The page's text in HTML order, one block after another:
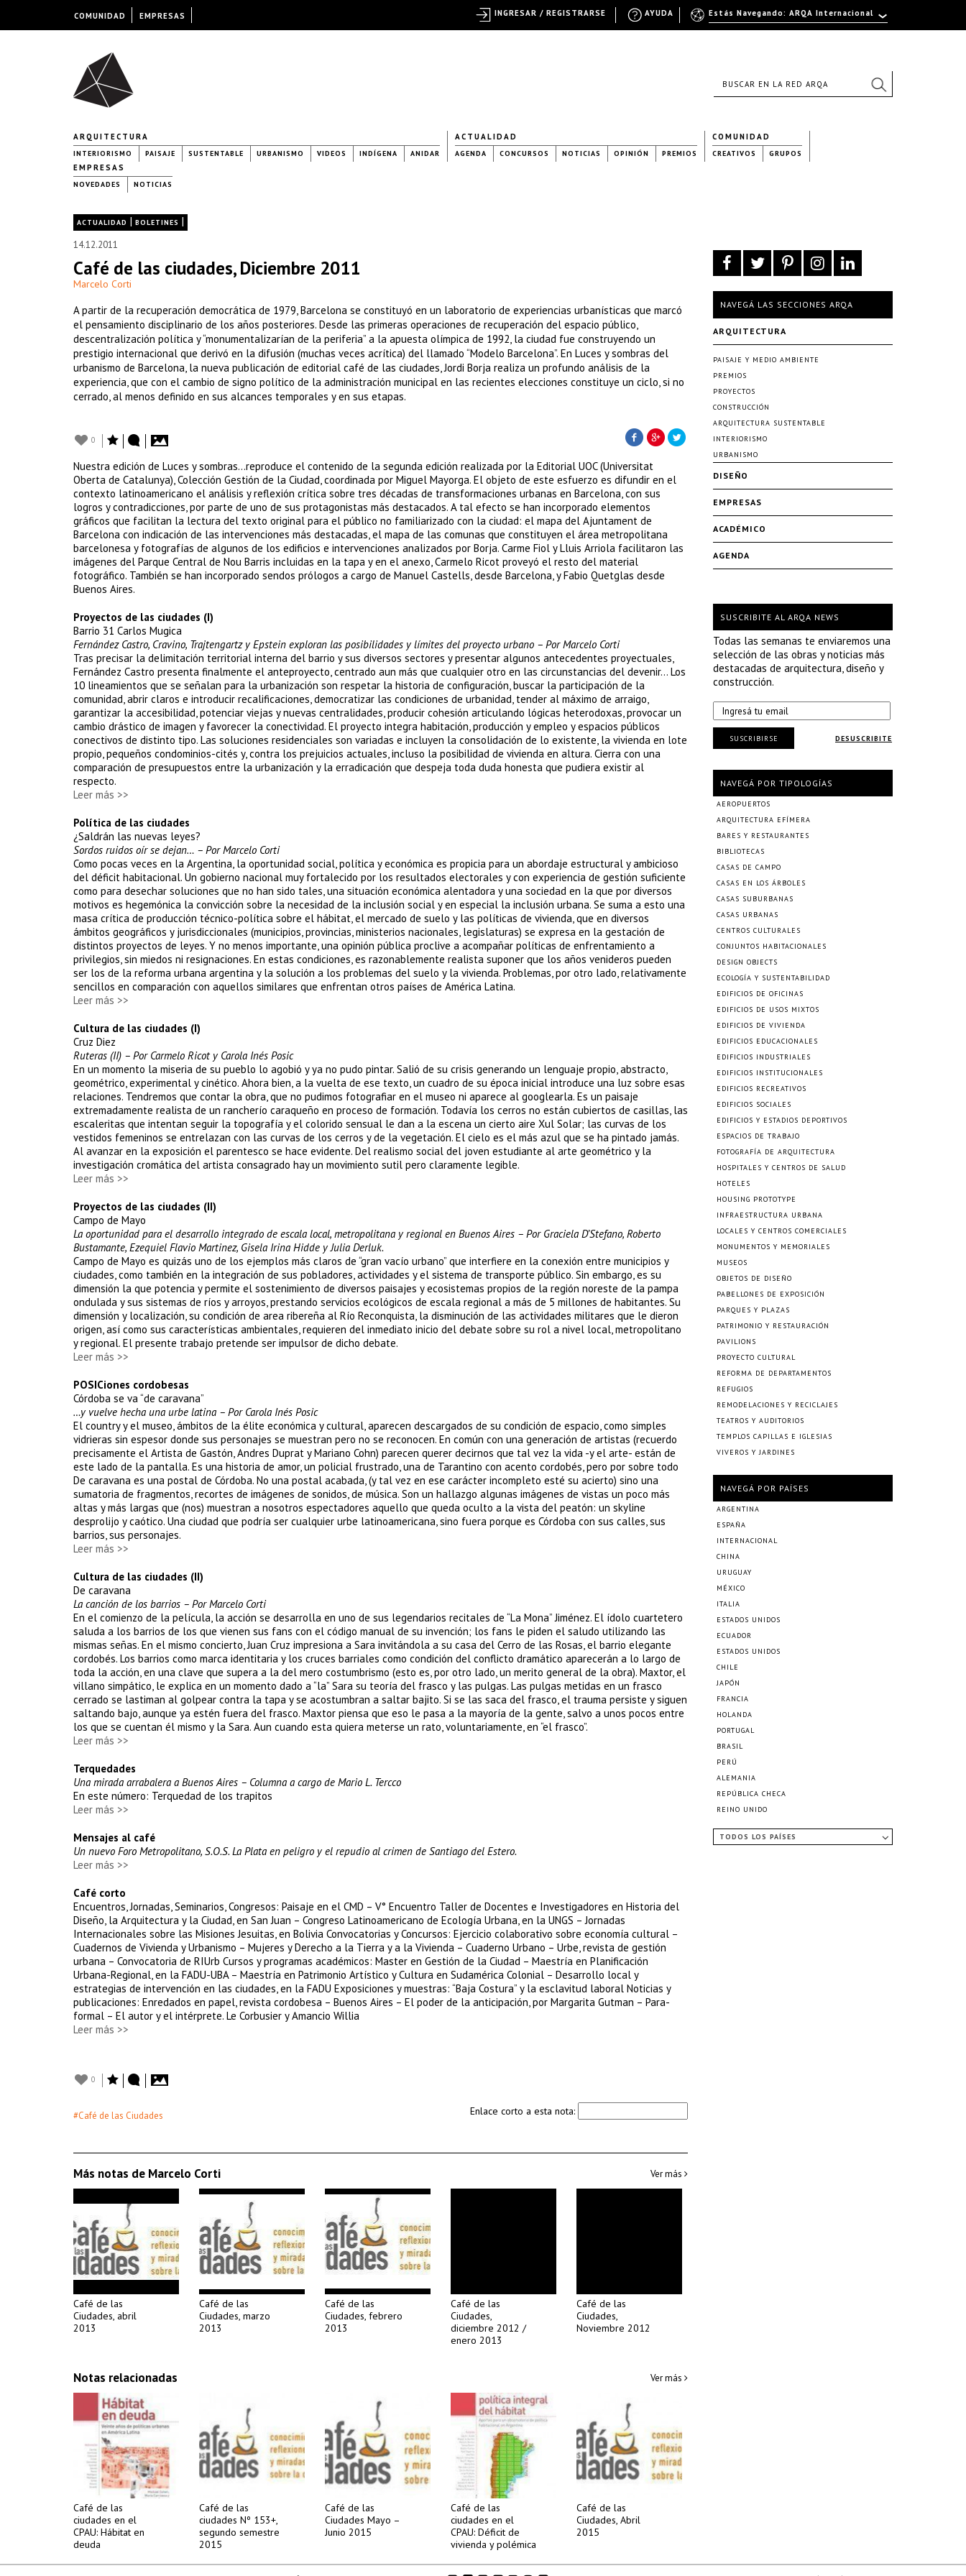
ARQUITECTURA
INTERIORISMO PAISAJE SUSTENTABLE URBANISMO VIDEOS INDÍGENA ANIDAR
ACTUALIDAD
AGENDA CONCURSOS NOTICIAS OPINIÓN PREMIOS
COMUNIDAD
CREATIVOS GRUPOS
EMPRESAS
NOVEDADES NOTICIAS
ACTUALIDAD | BOLETINES |
14.12.2011
Café de las ciudades, Diciembre 2011
Marcelo Corti
A partir de la recuperación democrática de 1979, Barcelona se constituyó en un laboratorio de experiencias urbanísticas que marcó
el pensamiento disciplinario de los años posteriores. Desde las primeras operaciones de recuperación del espacio público,
descentralización política y “monumentalizarían de la periferia” a la apuesta olímpica de 1992, la ciudad fue construyendo un
prestigio internacional que derivó en la difusión (muchas veces acrítica) del llamado “Modelo Barcelona”. En Luces y sombras del
urbanismo de Barcelona, la nueva publicación de editorial café de las ciudades, Jordi Borja realiza un profundo análisis de la
experiencia, que con el cambio de signo político de la administración municipal en las recientes elecciones constituye un ciclo, si no
cerrado, al menos definido en sus alcances temporales y en sus etapas.
0
Nuestra edición de Luces y sombras…reproduce el contenido de la segunda edición realizada por la Editorial UOC (Universitat
Oberta de Catalunya), Colección Gestión de la Ciudad, coordinada por Miguel Mayorga. El objeto de este esfuerzo es difundir en el
contexto latinoamericano el análisis y reflexión crítica sobre tres décadas de transformaciones urbanas en Barcelona, con sus
logros y contradicciones, por parte de uno de sus protagonistas más destacados. A tal efecto se han incorporado elementos
gráficos que facilitan la lectura del texto original para el público no familiarizado con la ciudad: el mapa del Ajuntament de
Barcelona con indicación de las intervenciones más destacadas, el mapa de las comunas que constituyen el área metropolitana
barcelonesa y fotografías de algunos de los edificios e intervenciones analizados por Borja. Carme Fiol y Lluis Arriola facilitaron las
imágenes del Parque Central de Nou Barris incluidas en la tapa y en el anexo, Carmelo Ricot proveyó el resto del material
fotográfico. También se han incorporado sendos prólogos a cargo de Manuel Castells, desde Barcelona, y Fabio Quetglas desde
Buenos Aires.
Proyectos de las ciudades (I)
Barrio 31 Carlos Mugica
Fernández Castro, Cravino, Trajtengartz y Epstein exploran las posibilidades y límites del proyecto urbano – Por Marcelo Corti
Tras precisar la delimitación territorial interna del barrio y sus diversos sectores y presentar algunos antecedentes proyectuales,
Fernández Castro presenta finalmente el anteproyecto, centrado aun más que cualquier otro en las circunstancias del devenir… Los
10 lineamientos que se señalan para la urbanización son respetar la historia de configuración, buscar la participación de la
comunidad, abrir claros e introducir recalificaciones, democratizar las condiciones de urbanidad, tender al máximo de arraigo,
garantizar la accesibilidad, potenciar viejas y nuevas centralidades, producir cohesión articulando lógicas heterodoxas, provocar un
cambio drástico de imagen y favorecer la conectividad. El proyecto integra habitación, producción y empleo y espacios públicos
conectivos de distinto tipo. Las soluciones residenciales son variadas e incluyen la consolidación de lo existente, la vivienda en lote
propio, pequeños condominios-cités y, contra los prejuicios actuales, incluso la posibilidad de vivienda en altura. Cierra con una
comparación de presupuestos entre la urbanización y la erradicación que despeja toda duda honesta que pudiera existir al
respecto.
Leer más >>
Política de las ciudades
¿Saldrán las nuevas leyes?
Sordos ruidos oír se dejan… – Por Marcelo Corti
Como pocas veces en la Argentina, la oportunidad social, política y económica es propicia para un abordaje estructural y ambicioso
del déficit habitacional. Un gobierno nacional muy fortalecido por los resultados electorales y con experiencia de gestión suficiente
como para desechar soluciones que no han sido tales, una situación económica alentadora y una sociedad en la que por diversos
motivos es hegemónica la convicción sobre la necesidad de la inclusión social y en especial la inclusión urbana. Se suma a esto una
masa crítica de producción técnico-política sobre el hábitat, el mercado de suelo y las políticas de vivienda, que en diversos
ámbitos geográficos y jurisdiccionales (municipios, provincias, ministerios nacionales, legislaturas) se expresa en la gestación de
distintos proyectos de leyes. Y no menos importante, una opinión pública proclive a acompañar políticas de enfrentamiento a
privilegios, sin miedos ni resignaciones. En estas condiciones, es razonablemente realista suponer que los años venideros pueden
ser los de la reforma urbana argentina y la solución a los problemas del suelo y la vivienda. Problemas, por otro lado, relativamente
sencillos en comparación con aquellos similares que enfrentan otros países de América Latina.
Leer más >>
Cultura de las ciudades (I)
Cruz Diez
Ruteras (II) – Por Carmelo Ricot y Carola Inés Posic
En un momento la miseria de su pueblo lo agobió y ya no pudo pintar. Salió de su crisis generando un lenguaje propio, abstracto,
geométrico, experimental y cinético. Ahora bien, a la vuelta de ese texto, un cuadro de su época inicial introduce una luz sobre esas
relaciones. Tendremos que contar la obra, que no pudimos fotografiar en el museo ni aparece al googlearla. Es un paisaje
extremadamente realista de un rancherío caraqueño en proceso de formación. Todavía los cerros no están cubiertos de casillas, las
escaleritas que intentan seguir la topografía y el colorido sensual le dan a la escena un cierto aire Xul Solar; las curvas de los
vestidos femeninos se entrelazan con las curvas de los cerros y de la vegetación. El cielo es el más azul que se ha pintado jamás.
Al avanzar en la exposición el parentesco se hace evidente. Del realismo social del joven estudiante al arte geométrico y la
investigación cromática del artista consagrado hay un movimiento sutil pero claramente legible.
Leer más >>
Proyectos de las ciudades (II)
Campo de Mayo
La oportunidad para el desarrollo integrado de escala local, metropolitana y regional en Buenos Aires – Por Graciela D’Stefano, Roberto
Bustamante, Ezequiel Flavio Martinez, Gisela Irina Hidde y Julia Derluk.
Campo de Mayo es quizás uno de los ejemplos más claros de “gran vacío urbano” que interfiere en la conexión entre municipios y
ciudades, como también en la integración de sus pobladores, actividades y el sistema de transporte público. Sin embargo, es su
dimensión la que potencia y permite el sostenimiento de diversos paisajes y ecosistemas propios de la región noreste de la pampa
ondulada y sus sistemas de ríos y arroyos, prestando servicios ecológicos de escala regional a más de 5 millones de habitantes. Su
dimensión y localización, su condición de area ribereña al Río Reconquista, la disminución de las actividades militares que le dieron
origen, así como sus características ambientales, requieren del inmediato inicio del debate sobre su rol a nivel local, metropolitano
y regional. El presente trabajo pretende ser impulsor de dicho debate.
Leer más >>
POSICiones cordobesas
Córdoba se va “de caravana”
…y vuelve hecha una urbe latina – Por Carola Inés Posic
El country y el museo, ámbitos de la élite económica y cultural, aparecen descargados de su condición de espacio, como simples
vidrieras sin espesor donde sus personajes se muestran pero no se reconocen. En común con una generación de artistas (recuerdo
precisamente el Artista de Gastón, Andres Duprat y Mariano Cohn) parecen querer decirnos que tal vez la vida -y el arte- están de
este lado de la pantalla. Es una historia de amor, un policial frustrado, una de Tarantino con acento cordobés, pero por sobre todo
De caravana es una postal de Córdoba. No una postal acabada, (y tal vez en ese carácter incompleto esté su acierto) sino una
sumatoria de fragmentos, recortes de imágenes de sonidos, de música. Son un hallazgo algunas imágenes de vistas un poco más
altas y más largas que (nos) muestran a nosotros espectadores aquello que queda oculto a la vista del peatón: un skyline
desprolijo y caótico. Una ciudad que podría ser cualquier urbe latinoamericana, sino fuera porque es Córdoba con sus calles, sus
barrios, sus personajes.
Leer más >>
Cultura de las ciudades (II)
De caravana
La canción de los barrios – Por Marcelo Corti
En el comienzo de la película, la acción se desarrolla en uno de sus legendarios recitales de “La Mona” Jiménez. El ídolo cuartetero
saluda a los barrios de los que vienen sus fans con el código manual de su invención; los fans le piden el saludo utilizando las
mismas señas. En el mismo concierto, Juan Cruz impresiona a Sara invitándola a su casa del Cerro de las Rosas, el barrio elegante
cordobés. Los barrios como marca identitaria y los cruces barriales como condición del conflicto dramático aparecerán a lo largo de
toda la acción, en una clave que supera a la del mero costumbrismo (esto es, por otro lado, un merito general de la obra). Maxtor, el
villano simpático, le explica en un momento dado a “la” Sara su teoría del frasco y las pulgas. Las pulgas metidas en un frasco
cerrado se lastiman al golpear contra la tapa y se acostumbran a saltar bajito. Si se las saca del frasco, el trauma persiste y siguen
saltando bajo, aunque ya estén fuera del frasco. Maxtor piensa que eso le pasa a la mayoría de la gente, salvo a unos pocos entre
los que se cuentan él mismo y la Sara. Aun cuando esta quiera meterse un rato, voluntariamente, en “el frasco”.
Leer más >>
Terquedades
Una mirada arrabalera a Buenos Aires – Columna a cargo de Mario L. Tercco
En este número: Terquedad de los trapitos
Leer más >>
Mensajes al café
Un nuevo Foro Metropolitano, S.O.S. La Plata en peligro y el repudio al crimen de Santiago del Estero.
Leer más >>
Café corto
Encuentros, Jornadas, Seminarios, Congresos: Paisaje en el CMD – V° Encuentro Taller de Docentes e Investigadores en Historia del
Diseño, la Arquitectura y la Ciudad, en San Juan – Congreso Latinoamericano de Ecología Urbana, en la UNGS – Jornadas
Internacionales sobre las Misiones Jesuitas, en Bolivia Convocatorias y Concursos: Ejercicio colaborativo sobre economía cultural –
Cuadernos de Vivienda y Urbanismo – Mujeres y Derecho a la Tierra y a la Vivienda – Cuaderno Urbano – Urbe, revista de gestión
urbana – Convocatoria de RIUrb Cursos y programas académicos: Master en Gestión de la Ciudad – Maestría en Planificación
Urbana-Regional, en la FADU-UBA – Maestría en Patrimonio Artístico y Cultura en Sudamérica Colonial – Desarrollo local y
estrategias de intervención en las ciudades, en la FADU Exposiciones y muestras: “Baja Costura” y la esclavitud laboral Noticias y
publicaciones: Enredados en papel, revista cordobesa – Buenos Aires – El poder de la anticipación, por Margarita Gutman – Para-
formal – El autor y el intérprete. Le Corbusier y Amancio Willia
Leer más >>
0
#Café de las Ciudades Enlace corto a esta nota:
Más notas de Marcelo Corti Ver más
Café de las
Ciudades, abril
2013
Café de las
Ciudades, marzo
2013
Café de las
Ciudades, febrero
2013
Café de las
Ciudades,
diciembre 2012 /
enero 2013
Café de las
Ciudades,
Noviembre 2012
Notas relacionadas Ver más
Café de las
ciudades en el
CPAU: Hábitat en
deuda
Café de las
ciudades Nº 153+,
segundo semestre
2015
Café de las
Ciudades Mayo –
Junio 2015
Café de las
ciudades en el
CPAU: Déficit de
vivienda y polémica
Café de las
Ciudades, Abril
2015
NAVEGÁ LAS SECCIONES ARQA
ARQUITECTURA
PAISAJE Y MEDIO AMBIENTE
PREMIOS
PROYECTOS
CONSTRUCCIÓN
ARQUITECTURA SUSTENTABLE
INTERIORISMO
URBANISMO
DISEÑO
EMPRESAS
ACADÉMICO
AGENDA
SUSCRIBITE AL ARQA NEWS
Todas las semanas te enviaremos una
selección de las obras y noticias más
destacadas de arquitectura, diseño y
construcción.
DESUSCRIBITE
SUSCRIBIRSE
NAVEGÁ POR TIPOLOGÍAS
AEROPUERTOS
ARQUITECTURA EFÍMERA
BARES Y RESTAURANTES
BIBLIOTECAS
CASAS DE CAMPO
CASAS EN LOS ÁRBOLES
CASAS SUBURBANAS
CASAS URBANAS
CENTROS CULTURALES
CONJUNTOS HABITACIONALES
DESIGN OBJECTS
ECOLOGÍA Y SUSTENTABILIDAD
EDIFICIOS DE OFICINAS
EDIFICIOS DE USOS MIXTOS
EDIFICIOS DE VIVIENDA
EDIFICIOS EDUCACIONALES
EDIFICIOS INDUSTRIALES
EDIFICIOS INSTITUCIONALES
EDIFICIOS RECREATIVOS
EDIFICIOS SOCIALES
EDIFICIOS Y ESTADIOS DEPORTIVOS
ESPACIOS DE TRABAJO
FOTOGRAFÍA DE ARQUITECTURA
HOSPITALES Y CENTROS DE SALUD
HOTELES
HOUSING PROTOTYPE
INFRAESTRUCTURA URBANA
LOCALES Y CENTROS COMERCIALES
MONUMENTOS Y MEMORIALES
MUSEOS
OBJETOS DE DISEÑO
PABELLONES DE EXPOSICIÓN
PARQUES Y PLAZAS
PATRIMONIO Y RESTAURACIÓN
PAVILIONS
PROYECTO CULTURAL
REFORMA DE DEPARTAMENTOS
REFUGIOS
REMODELACIONES Y RECICLAJES
TEATROS Y AUDITORIOS
TEMPLOS CAPILLAS E IGLESIAS
VIVEROS Y JARDINES
NAVEGÁ POR PAÍSES
ARGENTINA
ESPAÑA
INTERNACIONAL
CHINA
URUGUAY
MÉXICO
ITALIA
ESTADOS UNIDOS
ECUADOR
ESTADOS UNIDOS
CHILE
JAPÓN
FRANCIA
HOLANDA
PORTUGAL
BRASIL
PERÚ
ALEMANIA
REPÚBLICA CHECA
REINO UNIDO
TODOS LOS PAÍSES
COMUNIDAD EMPRESAS Estás Navegando: ARQA Internacional
AYUDA
INGRESAR / REGISTRARSE